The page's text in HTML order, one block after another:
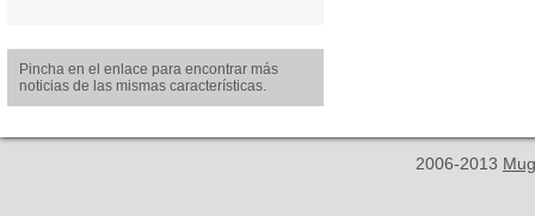
Pincha en el enlace para encontrar más
noticias de las mismas características.
2006-2013